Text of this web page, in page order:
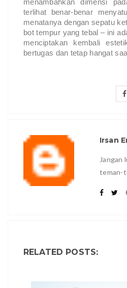
menambahkan dimensi
terlihat benar-benar
menatanya dengan sepatu
bot tempur yang tebal – ini
menciptakan kembali
bertugas dan tetap hangat
Irsan
Jangan
teman-
RELATED POSTS: